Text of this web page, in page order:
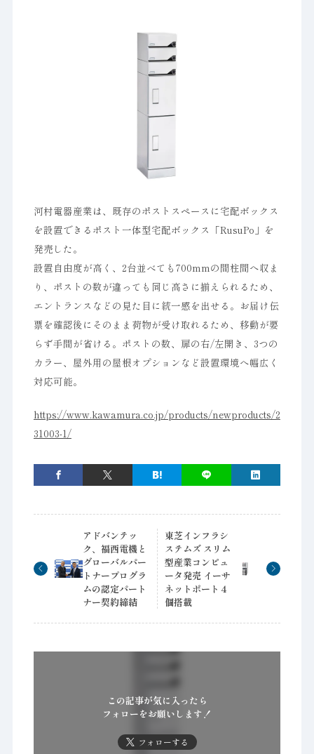
河村電器産業は、既存のポストスペースに宅配ボックス
を設置できるポスト一体型宅配ボックス「RusuPo」を
発売した。
設置自由度が高く、2台並べても700mmの間柱間へ収ま
り、ポストの数が違っても同じ高さに揃えられるため、
エントランスなどの見た目に統一感を出せる。お届け伝
票を確認後にそのまま荷物が受け取れるため、移動が要
らず手間が省ける。ポストの数、扉の右/左開き、3つの
カラー、屋外用の屋根オプションなど設置環境へ幅広く
対応可能。
https://www.kawamura.co.jp/products/newproducts/2
31003-1/
アドバンテッ
ク、福西電機と
グローバルパー
トナープログラ
ムの認定パート
ナー契約締結
東芝インフラシ
ステムズ スリム
型産業コンピュ
ータ発売 イーサ
ネットポート４
個搭載
この記事が気に入ったら
フォローをお願いします！
フォローする